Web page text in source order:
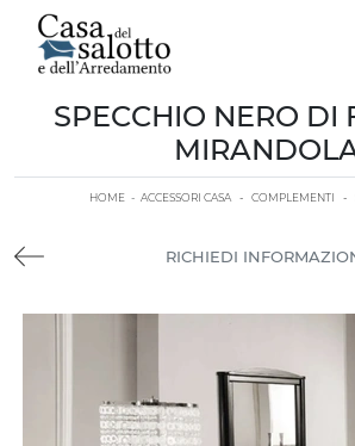
SPECCHIO NERO DI
HOME - ACCESSORI CASA - COMPLEMENTI -
RICHIEDI